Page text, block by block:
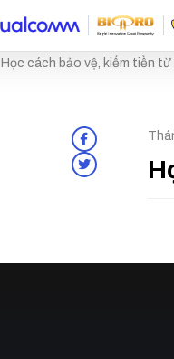
Học cách bảo vệ, kiếm tiền